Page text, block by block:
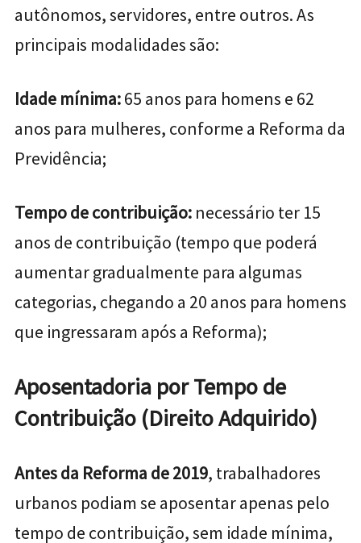
autônomos, servidores, entre outros. As
principais modalidades são:
Idade mínima:65 anos para homens e 62
anos para mulheres, conforme a Reforma da
Previdência;
Tempo de contribuição: necessário ter 15
anos de contribuição (tempo que poderá
aumentar gradualmente para algumas
categorias, chegando a 20 anos para homens
que ingressaram após a Reforma);
Aposentadoria por Tempo de
Contribuição (Direito Adquirido)
Antes da Reforma de 2019, trabalhadores
urbanos podiam se aposentar apenas pelo
tempo de contribuição, sem idade mínima,